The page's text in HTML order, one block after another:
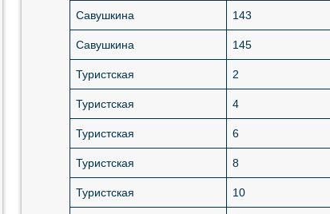
Савушкина 143
Савушкина 145
Туристская 2
Туристская 4
Туристская 6
Туристская 8
Туристская 10